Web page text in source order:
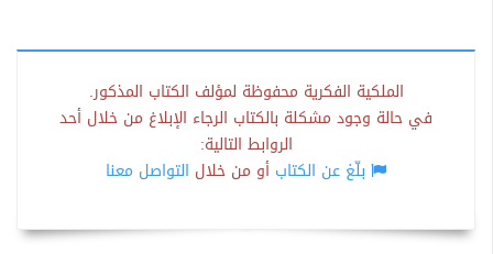
الملكية الفكرية محفوظة لمؤلف الكتاب المذكور.
في حالة وجود مشكلة بالكتاب الرجاء الإبلاغ من خلال أحد
الروابط التالية:
بلّغ عن الكتاب أو من خلال التواصل معنا